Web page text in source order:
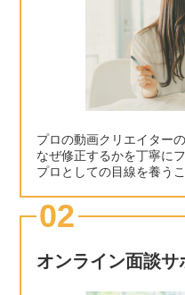
プロの動画クリエイター
なぜ修正するかを丁寧に
プロとしての目線を養う
02
オンライン面談サ